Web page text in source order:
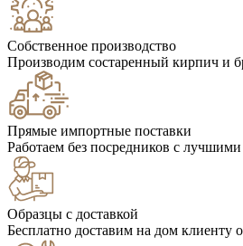
Собственное производство
Производим состаренный кирпич и
Прямые импортные поставки
Работаем без посредников с
Образцы с доставкой
Бесплатно доставим на дом